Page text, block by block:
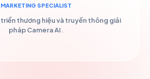
MARKETING SPECIALIST
thương hiệu và truyền thông giải
pháp Camera AI.